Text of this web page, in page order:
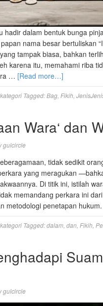
hadir dalam bentuk bunga
nama besar bertuliskan
tampak biasa, bahkan
karena itu, memahami riba
… [Read more…]
Tagged:Bag Fikih
Wara‘ dan
gulcircle
tidak sedikit
yang meragukan
Di titik ini, istilah
memandang perkara ini
metodologi penetapan
Tagged:dalam dan Fikih
gulcircle